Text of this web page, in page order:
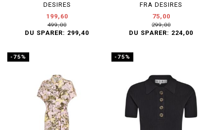
DESIRES
199,60
499,00
DU SPARER: 299,40
FRA DESIRES
75,00
299,00
DU SPARER: 224,00
-75% -75%